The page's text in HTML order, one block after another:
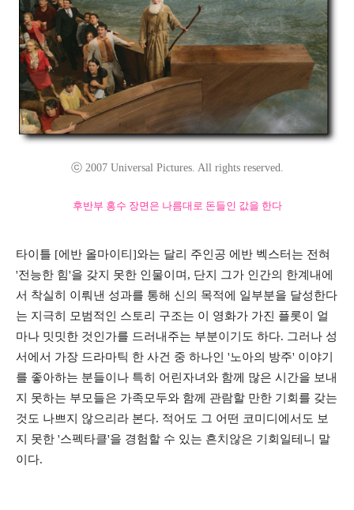
ⓒ 2007 Universal Pictures. All rights reserved.
후반부 홍수 장면은 나름대로 돈들인 값을 한다
타이틀 [에반 올마이티]와는 달리 주인공 에반 벡스터는 전혀
'전능한 힘'을 갖지 못한 인물이며, 단지 그가 인간의 한계내에
서 착실히 이뤄낸 성과를 통해 신의 목적에 일부분을 달성한다
는 지극히 모범적인 스토리 구조는 이 영화가 가진 플롯이 얼
마나 밋밋한 것인가를 드러내주는 부분이기도 하다. 그러나 성
서에서 가장 드라마틱 한 사건 중 하나인 '노아의 방주' 이야기
를 좋아하는 분들이나 특히 어린자녀와 함께 많은 시간을 보내
지 못하는 부모들은 가족모두와 함께 관람할 만한 기회를 갖는
것도 나쁘지 않으리라 본다. 적어도 그 어떤 코미디에서도 보
지 못한 '스펙타클'을 경험할 수 있는 흔치않은 기회일테니 말
이다.